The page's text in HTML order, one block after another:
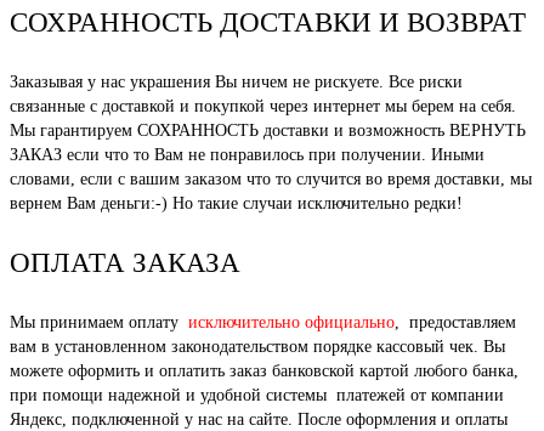
СОХРАННОСТЬ ДОСТАВКИ И ВОЗВРАТ
Заказывая у нас украшения Вы ничем не рискуете. Все риски
связанные с доставкой и покупкой через интернет мы берем на себя.
Мы гарантируем СОХРАННОСТЬ доставки и возможность ВЕРНУТЬ
ЗАКАЗ если что то Вам не понравилось при получении. Иными
словами, если с вашим заказом что то случится во время доставки, мы
вернем Вам деньги:-) Но такие случаи исключительно редки!
ОПЛАТА ЗАКАЗА
Мы принимаем оплату исключительно официально, предоставляем
вам в установленном законодательством порядке кассовый чек. Вы
можете оформить и оплатить заказ банковской картой любого банка,
при помощи надежной и удобной системы платежей от компании
Яндекс, подключенной у нас на сайте. После оформления и оплаты